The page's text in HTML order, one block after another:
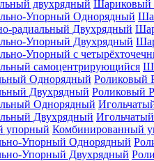
Шариковый
Роликовый
Роликовый
Комбинированный